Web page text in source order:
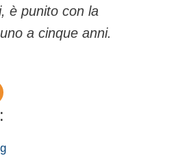
è punito con la
a cinque anni.